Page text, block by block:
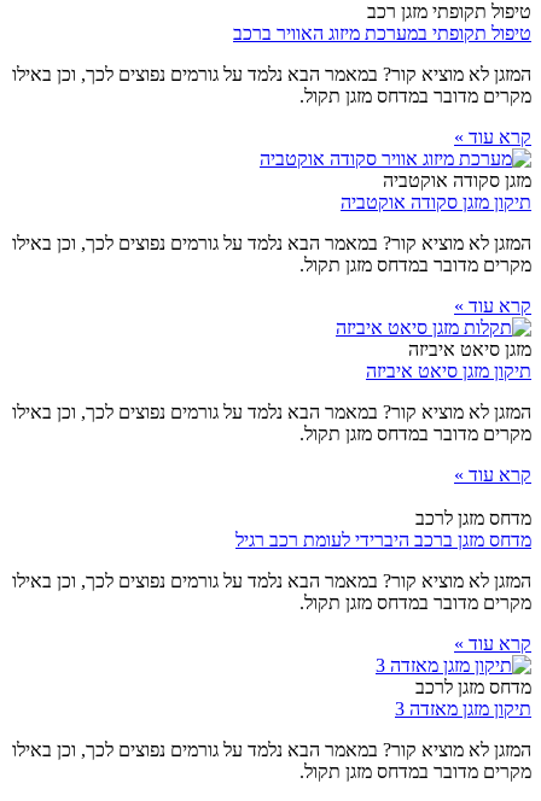
טיפול תקופתי מזגן רכב
טיפול תקופתי במערכת מיזוג האוויר ברכב
המזגן לא מוציא קור? במאמר הבא נלמד על גורמים נפוצים לכך, וכן באילו
מקרים מדובר במדחס מזגן תקול.
קרא עוד »
מזגן סקודה אוקטביה
תיקון מזגן סקודה אוקטביה
המזגן לא מוציא קור? במאמר הבא נלמד על גורמים נפוצים לכך, וכן באילו
מקרים מדובר במדחס מזגן תקול.
קרא עוד »
מזגן סיאט איביזה
תיקון מזגן סיאט איביזה
המזגן לא מוציא קור? במאמר הבא נלמד על גורמים נפוצים לכך, וכן באילו
מקרים מדובר במדחס מזגן תקול.
קרא עוד »
מדחס מזגן לרכב
מדחס מזגן ברכב היברידי לעומת רכב רגיל
המזגן לא מוציא קור? במאמר הבא נלמד על גורמים נפוצים לכך, וכן באילו
מקרים מדובר במדחס מזגן תקול.
קרא עוד »
מדחס מזגן לרכב
תיקון מזגן מאזדה 3
המזגן לא מוציא קור? במאמר הבא נלמד על גורמים נפוצים לכך, וכן באילו
מקרים מדובר במדחס מזגן תקול.